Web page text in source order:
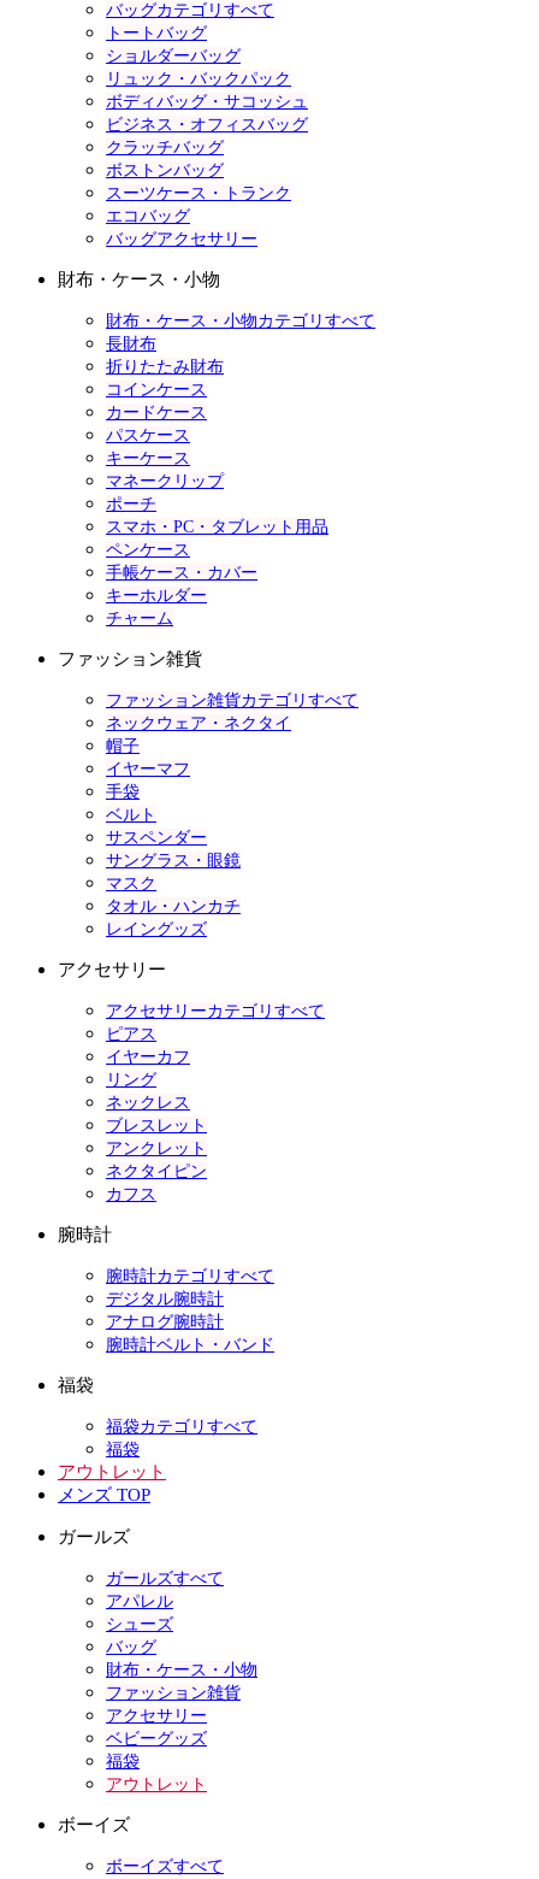
バッグカテゴリすべて
トートバッグ
ショルダーバッグ
リュック・バックパック
ボディバッグ・サコッシュ
ビジネス・オフィスバッグ
クラッチバッグ
ボストンバッグ
スーツケース・トランク
エコバッグ
バッグアクセサリー
財布・ケース・小物
財布・ケース・小物カテゴリすべて
長財布
折りたたみ財布
コインケース
カードケース
パスケース
キーケース
マネークリップ
ポーチ
スマホ・PC・タブレット用品
ペンケース
手帳ケース・カバー
キーホルダー
チャーム
ファッション雑貨
ファッション雑貨カテゴリすべて
ネックウェア・ネクタイ
帽子
イヤーマフ
手袋
ベルト
サスペンダー
サングラス・眼鏡
マスク
タオル・ハンカチ
レイングッズ
アクセサリー
アクセサリーカテゴリすべて
ピアス
イヤーカフ
リング
ネックレス
ブレスレット
アンクレット
ネクタイピン
カフス
腕時計
腕時計カテゴリすべて
デジタル腕時計
アナログ腕時計
腕時計ベルト・バンド
福袋
福袋カテゴリすべて
福袋
アウトレット
メンズ TOP
ガールズ
ガールズすべて
アパレル
シューズ
バッグ
財布・ケース・小物
ファッション雑貨
アクセサリー
ベビーグッズ
福袋
アウトレット
ボーイズ
ボーイズすべて